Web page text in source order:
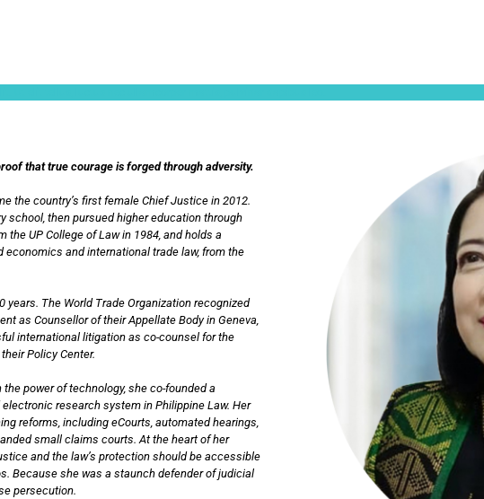
that true courage is forged through adversity.
the country’s first female Chief Justice in 2012.
school, then pursued higher education through
UP College of Law in 1984, and holds a
and international trade law, from the
years. The World Trade Organization recognized
as Counsellor of their Appellate Body in Geneva,
international litigation as co-counsel for the
Policy Center.
power of technology, she co-founded a
research system in Philippine Law. Her
reforms, including eCourts, automated hearings,
small claims courts. At the heart of her
and the law’s protection should be accessible
Because she was a staunch defender of judicial
persecution.